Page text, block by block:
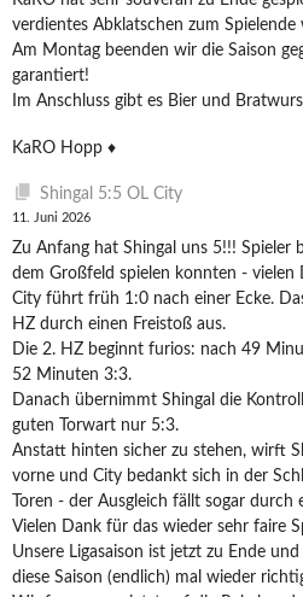
verdientes Abklatschen zum
Am Montag beenden wir die Saison
garantiert!
Im Anschluss gibt es Bier und
KaRO Hopp ♦️
Shingal 5:5 OL City
11. Juni 2026
Zu Anfang hat Shingal uns 5!!! Spieler
dem Großfeld spielen konnten - vielen
City führt früh 1:0 nach einer Ecke.
HZ durch einen Freistoß aus.
Die 2. HZ beginnt furios: nach 49
52 Minuten 3:3.
Danach übernimmt Shingal die
guten Torwart nur 5:3.
Anstatt hinten sicher zu stehen, wirft
vorne und City bedankt sich in der
Toren - der Ausgleich fällt sogar durch
Vielen Dank für das wieder sehr faire
Unsere Ligasaison ist jetzt zu Ende
diese Saison (endlich) mal wieder